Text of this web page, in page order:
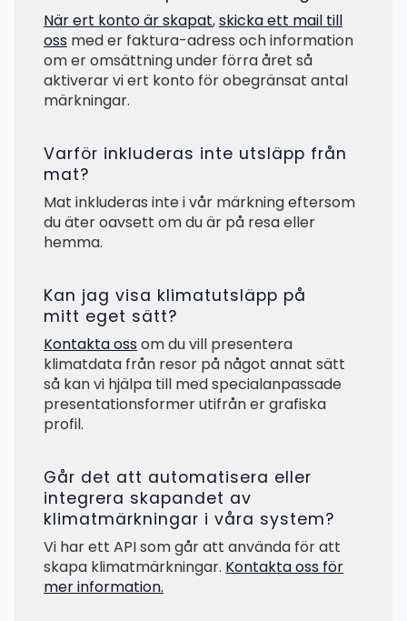
När ert konto är skapat,skicka ett mail till
oss med er faktura-adress och information
om er omsättning under förra året så
aktiverar vi ert konto för obegränsat antal
märkningar.
Varför inkluderas inte utsläpp från
mat?
Mat inkluderas inte i vår märkning eftersom
du äter oavsett om du är på resa eller
hemma.
Kan jag visa klimatutsläpp på
mitt eget sätt?
Kontakta ossom du vill presentera
klimatdata från resor på något annat sätt
så kan vi hjälpa till med specialanpassade
presentationsformer utifrån er grafiska
profil.
Går det att automatisera eller
integrera skapandet av
klimatmärkningar i våra system?
Vi har ett API som går att använda för att
skapa klimatmärkningar. Kontakta oss för
mer information.